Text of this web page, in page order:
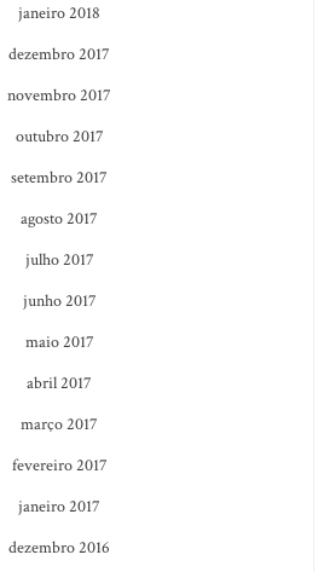
janeiro 2018
dezembro 2017
novembro 2017
outubro 2017
setembro 2017
agosto 2017
julho 2017
junho 2017
maio 2017
abril 2017
março 2017
fevereiro 2017
janeiro 2017
dezembro 2016